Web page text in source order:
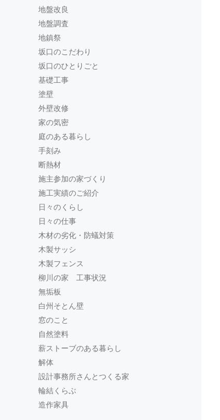
地盤改良
地盤調査
地鎮祭
坂口のこだわり
坂口のひとりごと
基礎工事
塗壁
外壁改修
家の気密
庭のある暮らし
手刻み
断熱材
施主参加の家づくり
施工実績のご紹介
日々のくらし
日々の仕事
木材の劣化・防蟻対策
木製サッシ
木製フェンス
柳川の家 工事状況
無垢板
白州そとん壁
窓のこと
自然塗料
薪ストーブのある暮らし
解体
設計事務所さんとつくる家
輪結くらぶ
造作家具